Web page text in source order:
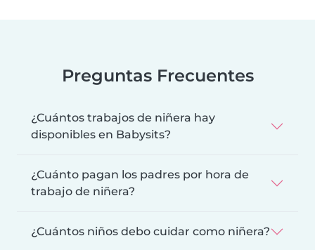
Preguntas Frecuentes
¿Cuántos trabajos de niñera hay
disponibles en Babysits?
¿Cuánto pagan los padres por hora de
trabajo de niñera?
¿Cuántos niños debo cuidar como niñera?